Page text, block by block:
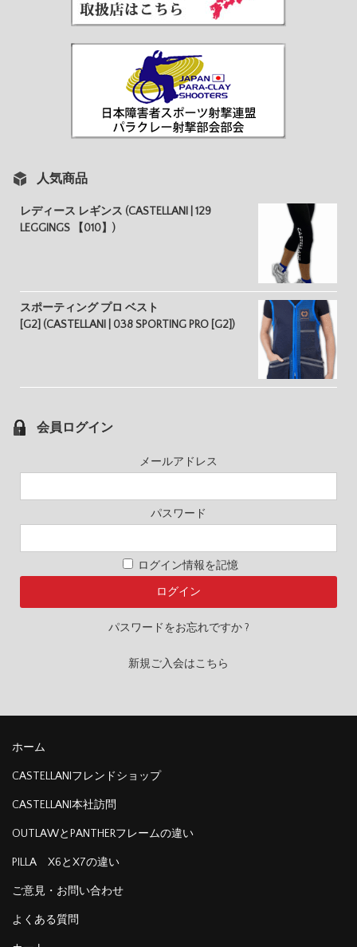
人気商品
レディース レギンス (CASTELLANI | 129
LEGGINGS 【010】)
スポーティング プロ ベスト
[G2] (CASTELLANI | 038 SPORTING PRO [G2])
会員ログイン
メールアドレス
パスワード
ログイン情報を記憶
パスワードをお忘れですか ?
新規ご入会はこちら
ホーム
CASTELLANIフレンドショップ
CASTELLANI本社訪問
OUTLAWとPANTHERフレームの違い
PILLA X6とX7の違い
ご意見・お問い合わせ
よくある質問